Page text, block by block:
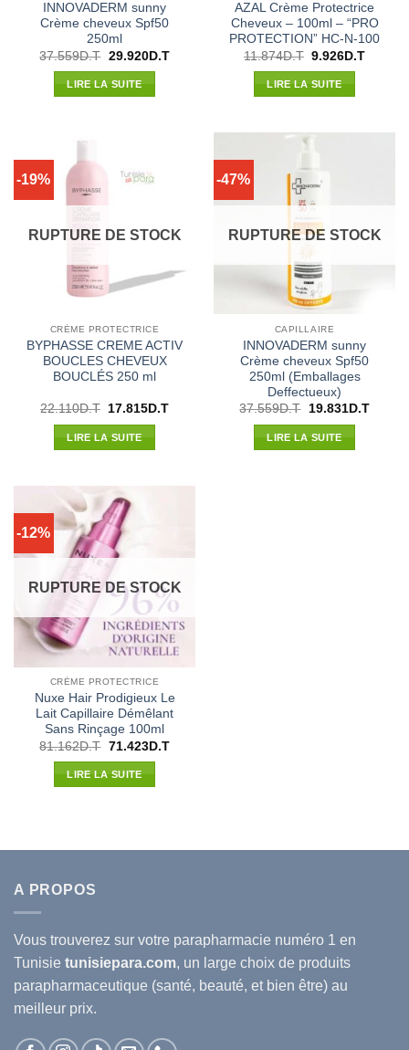
INNOVADERM sunny
Crème cheveux Spf50
250ml
37.559D.T Le
initial
était :
29.920D.TLe
LIRE LA SUITE
AZAL Crème Protectrice
Cheveux – 100ml – “PRO
PROTECTION” HC-N-100
11.874D.T Le
initial
était :
9.926D.TLe
LIRE LA SUITE
-19%
RUPTURE DE STOCK
CRÈME PROTECTRICE
BYPHASSE CREME ACTIV
BOUCLES CHEVEUX
BOUCLÉS 250 ml
22.110D.T
Le
initial
était :
17.815 D.TLe
LIRE LA SUITE
-47%
RUPTURE DE STOCK
CAPILLAIRE
INNOVADERM sunny
Crème cheveux Spf50
250ml (Emballages
Deffectueux)
37.559D.T
Le
initial
était :
19.831D.TLe
LIRE LA SUITE
-12%
RUPTURE DE STOCK
CRÈME PROTECTRICE
Nuxe Hair Prodigieux Le
Lait Capillaire Démêlant
Sans Rinçage 100ml
81.162D.T Le
initial
était :
71.423D.TLe
LIRE LA SUITE
A PROPOS
Vous trouverez sur votre parapharmacie numéro 1 en
Tunisie tunisiepara.com, un large choix de produits
parapharmaceutique (santé, beauté, et bien être) au
meilleur prix.